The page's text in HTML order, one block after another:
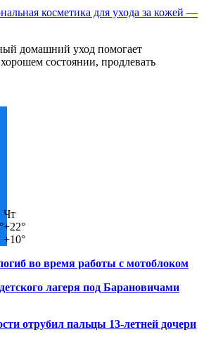
косметика для ухода за кожей —
домашний уход помогает
состоянии, продлевать
Чт
+22°
+10°
во время работы с мотоблоком
лагеря под Барановичами
отрубил пальцы 13-летней дочери